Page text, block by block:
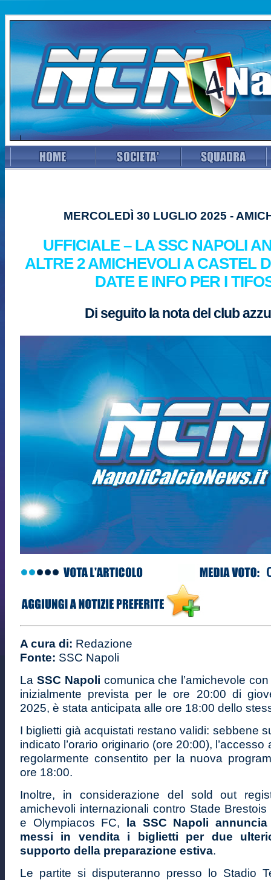
MERCOLEDÌ 30 LUGLIO 2025 -
UFFICIALE – LA SSC NAPOLI
ALTRE 2 AMICHEVOLI A CASTEL
DATE E INFO PER I
Di seguito la nota del club
A cura di: Redazione
Fonte: SSC Napoli
La SSC Napoli comunica che l’amichevole con
inizialmente prevista per le ore 20:00 di
2025, è stata anticipata alle ore 18:00 dello
I biglietti già acquistati restano validi: sebbene
indicato l’orario originario (ore 20:00), l’accesso
regolarmente consentito per la nuova
ore 18:00.
Inoltre, in considerazione del sold out
amichevoli internazionali contro Stade
e Olympiacos FC,
la SSC Napoli
messi in vendita i biglietti per due
supporto della preparazione estiva.
Le partite si disputeranno presso lo Stadio